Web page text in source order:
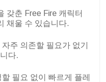
갖춘 Free Fire 캐릭터
채울 수 있습니다.
주 의존할 필요가 없기
다.
필요 없이 빠르게 플레